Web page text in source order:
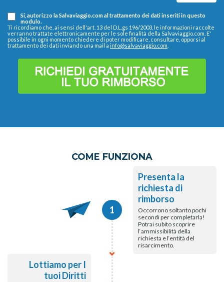
Si, autorizzo la Salvaviaggio.com al trattamento dei dati inseriti in questo
modulo.
Ti ricordiamo che, ai sensi dell'art. 13 del D.L.gs 196/2003, le informazioni raccolte
verranno trattate elettronicamente per le sole finalità della Salvaviaggio.com. E'
possibile in ogni momento chiedere di poter modificare, consultare, opporsi al
trattamento dei dati inviando una mail a info@salvaviaggio.com
COME FUNZIONA
1
Presenta la
richiesta di
rimborso
Occorrono soltanto pochi
secondi per completarla!
Potrai subito scoprire
l‘ammissibilità della
richiesta e l‘entità del
risarcimento.
Lottiamo per I
tuoi Diritti